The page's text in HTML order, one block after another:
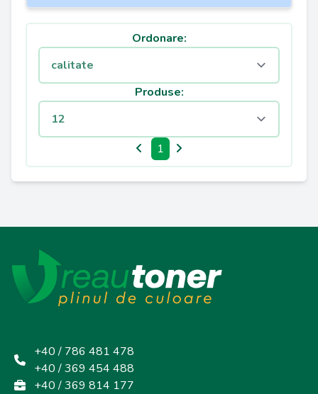
Ordonare:
Produse:
1
+40 / 786 481 478
+40 / 369 454 488
+40 / 369 814 177